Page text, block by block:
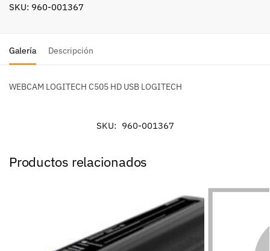
SKU: 960-001367
Galería Descripción
WEBCAM LOGITECH C505 HD USB LOGITECH
SKU: 960-001367
Productos relacionados